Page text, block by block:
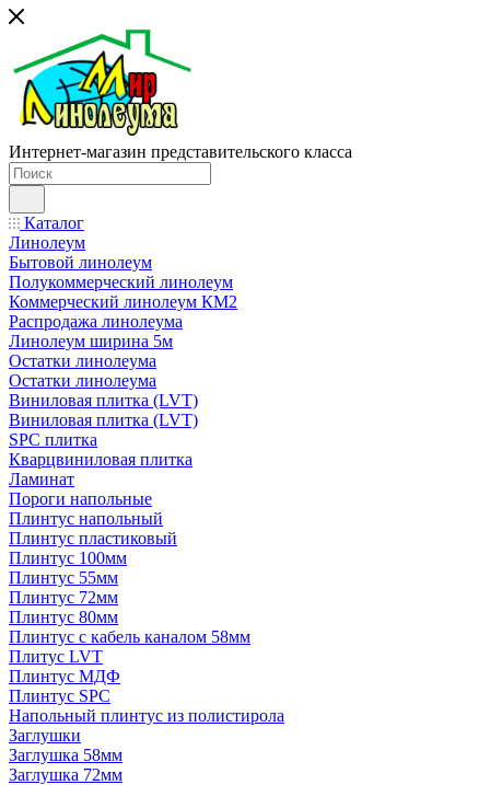
Интернет-магазин представительского класса
Каталог
Линолеум
Бытовой линолеум
Полукоммерческий линолеум
Коммерческий линолеум КМ2
Распродажа линолеума
Линолеум ширина 5м
Остатки линолеума
Остатки линолеума
Виниловая плитка (LVT)
Виниловая плитка (LVT)
SPC плитка
Кварцвиниловая плитка
Ламинат
Пороги напольные
Плинтус напольный
Плинтус пластиковый
Плинтус 100мм
Плинтус 55мм
Плинтус 72мм
Плинтус 80мм
Плинтус с кабель каналом 58мм
Плитус LVT
Плинтус МДФ
Плинтус SPC
Напольный плинтус из полистирола
Заглушки
Заглушка 58мм
Заглушка 72мм